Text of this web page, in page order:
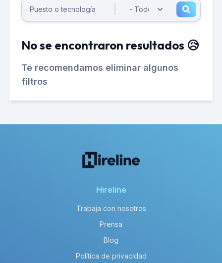
No se encontraron resultados 😥
Te recomendamos eliminar algunos
filtros
Hireline
Trabaja con nosotros
Prensa
Blog
Política de privacidad